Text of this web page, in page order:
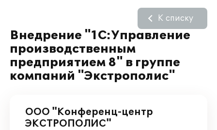
Внедрение "1С:Управление
производственным
предприятием 8" в группе
компаний "Экстрополис"
К списку
ООО "Конференц-центр
ЭКСТРОПОЛИС"